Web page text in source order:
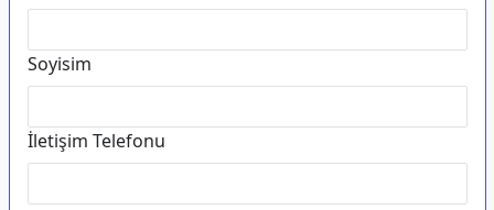
Soyisim
İletişim Telefonu